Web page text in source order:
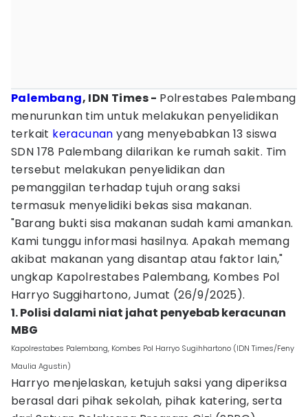
Palembang, IDN Times - Polrestabes Palembang
menurunkan tim untuk melakukan penyelidikan
terkait keracunan yang menyebabkan 13 siswa
SDN 178 Palembang dilarikan ke rumah sakit. Tim
tersebut melakukan penyelidikan dan
pemanggilan terhadap tujuh orang saksi
termasuk menyelidiki bekas sisa makanan.
"Barang bukti sisa makanan sudah kami amankan.
Kami tunggu informasi hasilnya. Apakah memang
akibat makanan yang disantap atau faktor lain,"
ungkap Kapolrestabes Palembang, Kombes Pol
Harryo Suggihartono, Jumat (26/9/2025).
1. Polisi dalami niat jahat penyebab keracunan
MBG
Kapolrestabes Palembang, Kombes Pol Harryo Sugihhartono (IDN Times/Feny
Maulia Agustin)
Harryo menjelaskan, ketujuh saksi yang diperiksa
berasal dari pihak sekolah, pihak katering, serta